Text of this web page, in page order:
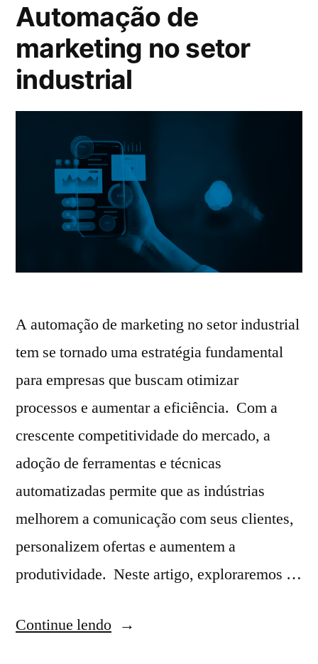
Automação de
marketing no setor
industrial
A automação de marketing no setor industrial
tem se tornado uma estratégia fundamental
para empresas que buscam otimizar
processos e aumentar a eficiência. Com a
crescente competitividade do mercado, a
adoção de ferramentas e técnicas
automatizadas permite que as indústrias
melhorem a comunicação com seus clientes,
personalizem ofertas e aumentem a
produtividade. Neste artigo, exploraremos …
Continue lendo